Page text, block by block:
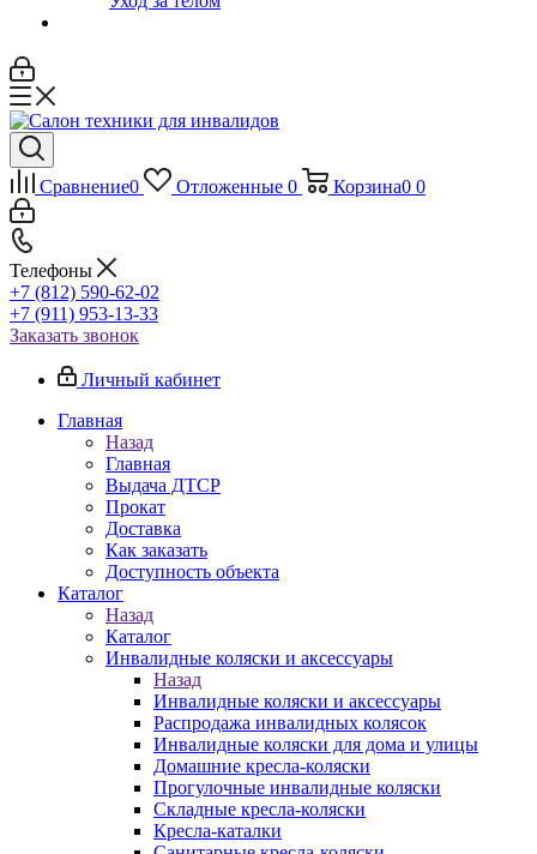
Сравнение0 Отложенные 0 Корзина0 0
Телефоны
+7 (812) 590-62-02
+7 (911) 953-13-33
Заказать звонок
Личный кабинет
Главная
Назад
Главная
Выдача ДТСР
Прокат
Доставка
Как заказать
Доступность объекта
Каталог
Назад
Каталог
Инвалидные коляски и аксессуары
Назад
Инвалидные коляски и аксессуары
Распродажа инвалидных колясок
Инвалидные коляски для дома и улицы
Домашние кресла-коляски
Прогулочные инвалидные коляски
Складные кресла-коляски
Кресла-каталки